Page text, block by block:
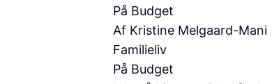
På Budget
Af Kristine Melgaard-Mani
Familieliv
På Budget